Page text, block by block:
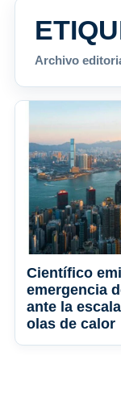
Archivo
Científico
emergencia
ante la
olas de calor